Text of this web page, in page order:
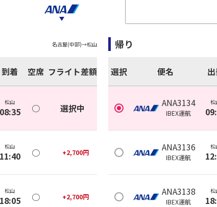
名古屋(中部)→松山
到着 空席 フライト差額
松山
08:35 ○ 選択中
松山
11:40 ○ +2,700円
松山
18:05 ○ +2,700円
帰り
選択 便名
ANA3134
IBEX運航
松
ANA3136
IBEX運航
松
ANA3138
IBEX運航
松